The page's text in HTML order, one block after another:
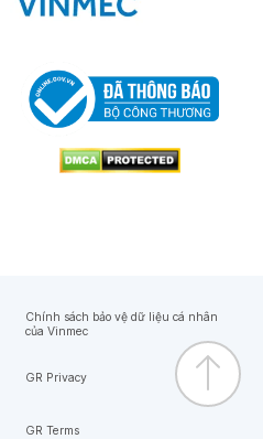
Chính sách bảo vệ dữ liệu cá nhân
của Vinmec
GR Privacy
GR Terms